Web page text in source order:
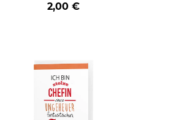
2,00 €